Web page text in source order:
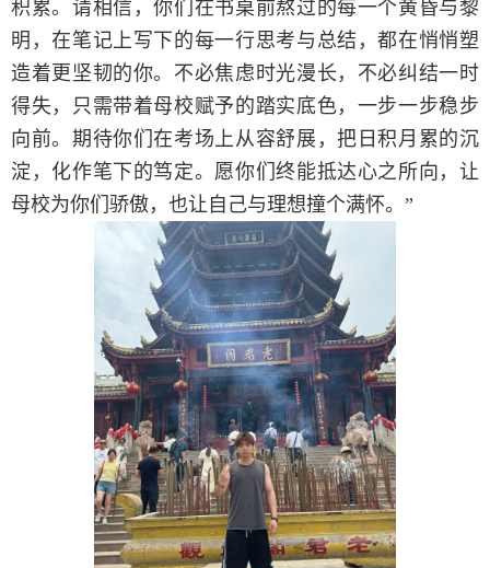
积累。请相信，你们在书桌前熬过的每一个黄昏与黎
明，在笔记上写下的每一行思考与总结，都在悄悄塑
造着更坚韧的你。不必焦虑时光漫长，不必纠结一时
得失，只需带着母校赋予的踏实底色，一步一步稳步
向前。期待你们在考场上从容舒展，把日积月累的沉
淀，化作笔下的笃定。愿你们终能抵达心之所向，让
母校为你们骄傲，也让自己与理想撞个满怀。”